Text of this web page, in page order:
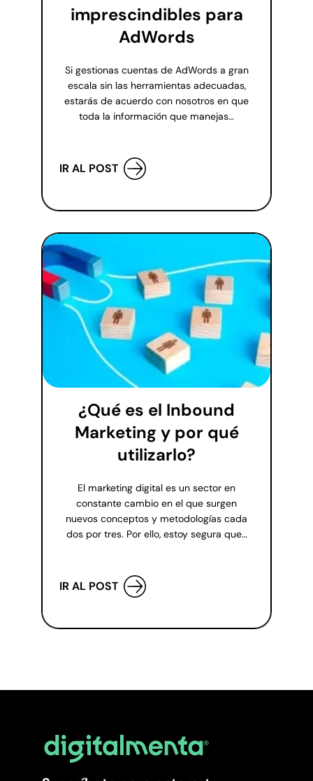
imprescindibles para
AdWords
Si gestionas cuentas de AdWords a gran
escala sin las herramientas adecuadas,
estarás de acuerdo con nosotros en que
toda la información que manejas…
IR AL POST
¿Qué es el Inbound
Marketing y por qué
utilizarlo?
El marketing digital es un sector en
constante cambio en el que surgen
nuevos conceptos y metodologías cada
dos por tres. Por ello, estoy segura que…
IR AL POST